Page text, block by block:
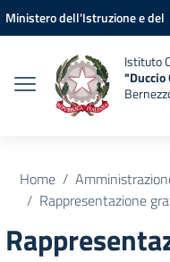
Vai ai contenuti
Vai al menu di navigazione
Vai al footer
Ministero dell'Istruzione e del
Istituto
Home
Rappresentazione